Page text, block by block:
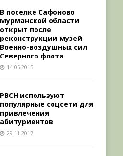
В поселке Сафоново
Мурманской области
открыт после
реконструкции музей
Военно-воздушных сил
Северного флота
14.05.2015
РВСН используют
популярные соцсети для
привлечения
абитуриентов
29.11.2017